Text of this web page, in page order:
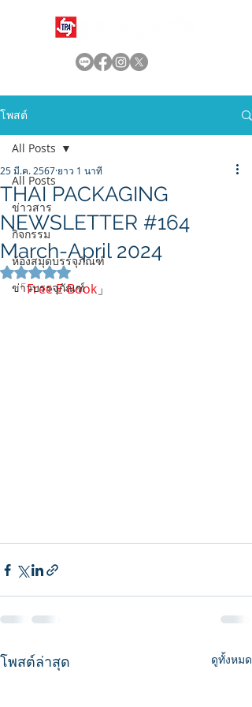
โพสต์
All Posts
ข่าวสาร
กิจกรรม
ห้องสมุดบรรจุภัณฑ์
ข่าวบรรจุภัณฑ์
All Posts
THAI PACKAGING
NEWSLETTER #164
March-April 2024
25 มี.ค. 2567 ยาว 1 นาที
ได้รับ NaN เต็ม 5 ดาว
「Free E-Book 」
โพสต์ล่าสุด ดูทั้งหมด